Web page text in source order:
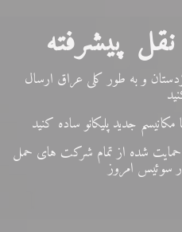
پیشرفته
و به طور کلی عراق ارسال
جدید پلیکانو ساده کنید
شده از تمام شرکت های حمل
سوئیس امروز